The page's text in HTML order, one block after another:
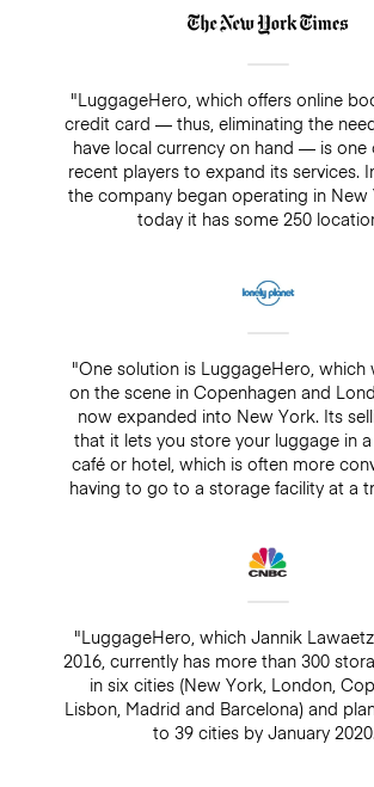
"LuggageHero, which offers online
credit card — thus, eliminating the
have local currency on hand — is
recent players to expand its services.
the company began operating in New
today it has some 250
"One solution is LuggageHero, which
on the scene in Copenhagen and
now expanded into New York. Its
that it lets you store your luggage in
café or hotel, which is often more
having to go to a storage facility at a
"LuggageHero, which Jannik
2016, currently has more than 300
in six cities (New York, London,
Lisbon, Madrid and Barcelona) and
to 39 cities by January